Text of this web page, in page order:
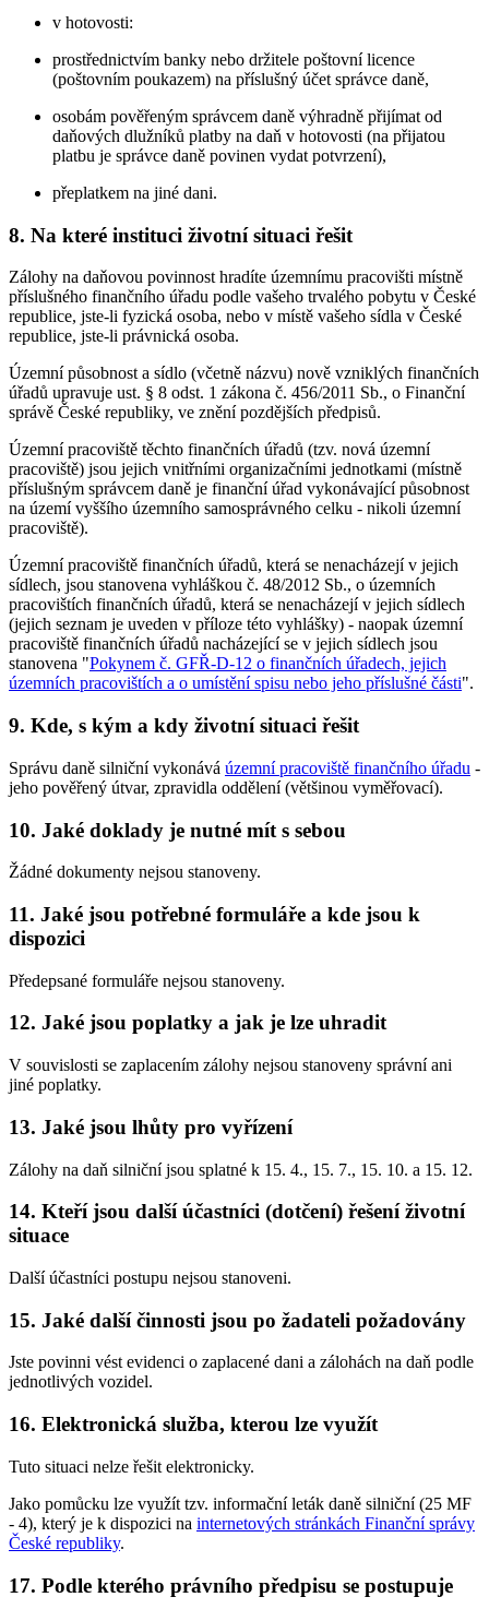
v hotovosti:
prostřednictvím banky nebo držitele poštovní licence
(poštovním poukazem) na příslušný účet správce daně,
osobám pověřeným správcem daně výhradně přijímat od
daňových dlužníků platby na daň v hotovosti (na přijatou
platbu je správce daně povinen vydat potvrzení),
přeplatkem na jiné dani.
8. Na které instituci životní situaci řešit
Zálohy na daňovou povinnost hradíte územnímu pracovišti místně
příslušného finančního úřadu podle vašeho trvalého pobytu v České
republice, jste-li fyzická osoba, nebo v místě vašeho sídla v České
republice, jste-li právnická osoba.
Územní působnost a sídlo (včetně názvu) nově vzniklých finančních
úřadů upravuje ust. § 8 odst. 1 zákona č. 456/2011 Sb., o Finanční
správě České republiky, ve znění pozdějších předpisů.
Územní pracoviště těchto finančních úřadů (tzv. nová územní
pracoviště) jsou jejich vnitřními organizačními jednotkami (místně
příslušným správcem daně je finanční úřad vykonávající působnost
na území vyššího územního samosprávného celku - nikoli územní
pracoviště).
Územní pracoviště finančních úřadů, která se nenacházejí v jejich
sídlech, jsou stanovena vyhláškou č. 48/2012 Sb., o územních
pracovištích finančních úřadů, která se nenacházejí v jejich sídlech
(jejich seznam je uveden v příloze této vyhlášky) - naopak územní
pracoviště finančních úřadů nacházející se v jejich sídlech jsou
stanovena "Pokynem č. GFŘ-D-12 o finančních úřadech, jejich
územních pracovištích a o umístění spisu nebo jeho příslušné části".
9. Kde, s kým a kdy životní situaci řešit
Správu daně silniční vykonává územní pracoviště finančního úřadu -
jeho pověřený útvar, zpravidla oddělení (většinou vyměřovací).
10. Jaké doklady je nutné mít s sebou
Žádné dokumenty nejsou stanoveny.
11. Jaké jsou potřebné formuláře a kde jsou k
dispozici
Předepsané formuláře nejsou stanoveny.
12. Jaké jsou poplatky a jak je lze uhradit
V souvislosti se zaplacením zálohy nejsou stanoveny správní ani
jiné poplatky.
13. Jaké jsou lhůty pro vyřízení
Zálohy na daň silniční jsou splatné k 15. 4., 15. 7., 15. 10. a 15. 12.
14. Kteří jsou další účastníci (dotčení) řešení životní
situace
Další účastníci postupu nejsou stanoveni.
15. Jaké další činnosti jsou po žadateli požadovány
Jste povinni vést evidenci o zaplacené dani a zálohách na daň podle
jednotlivých vozidel.
16. Elektronická služba, kterou lze využít
Tuto situaci nelze řešit elektronicky.
Jako pomůcku lze využít tzv. informační leták daně silniční (25 MF
- 4), který je k dispozici na internetových stránkách Finanční správy
České republiky.
17. Podle kterého právního předpisu se postupuje